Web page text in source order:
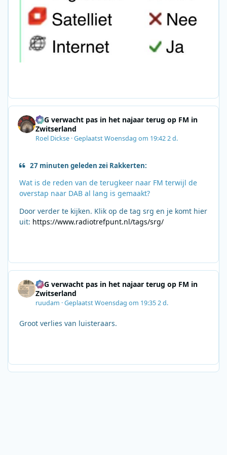
SRG verwacht pas in het najaar terug op FM in
Zwitserland
Roel Dickse ·GeplaatstWoensdag om 19:422 d.
27 minuten geleden zei Rakkerten:
Wat is de reden van de terugkeer naar FM terwijl de
overstap naar DAB al lang is gemaakt?
Door verder te kijken. Klik op de tag srg en je komt hier
uit: https://www.radiotrefpunt.nl/tags/srg/
SRG verwacht pas in het najaar terug op FM in
Zwitserland
ruudam ·GeplaatstWoensdag om 19:352 d.
Groot verlies van luisteraars.